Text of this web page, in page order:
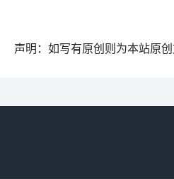
声明：如写有原创则为本站原